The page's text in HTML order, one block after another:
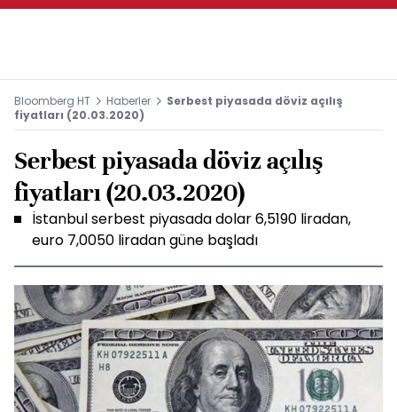
Bloomberg HT Haberler
Serbest piyasada döviz açılış
fiyatları (20.03.2020)
Serbest piyasada döviz açılış
fiyatları (20.03.2020)
İstanbul serbest piyasada dolar 6,5190 liradan,
euro 7,0050 liradan güne başladı